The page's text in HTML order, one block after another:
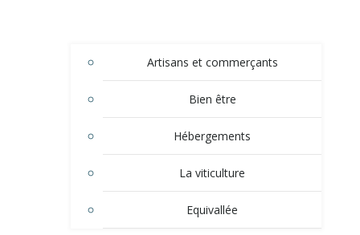
Artisans et commerçants
Bien être
Hébergements
La viticulture
Equivallée